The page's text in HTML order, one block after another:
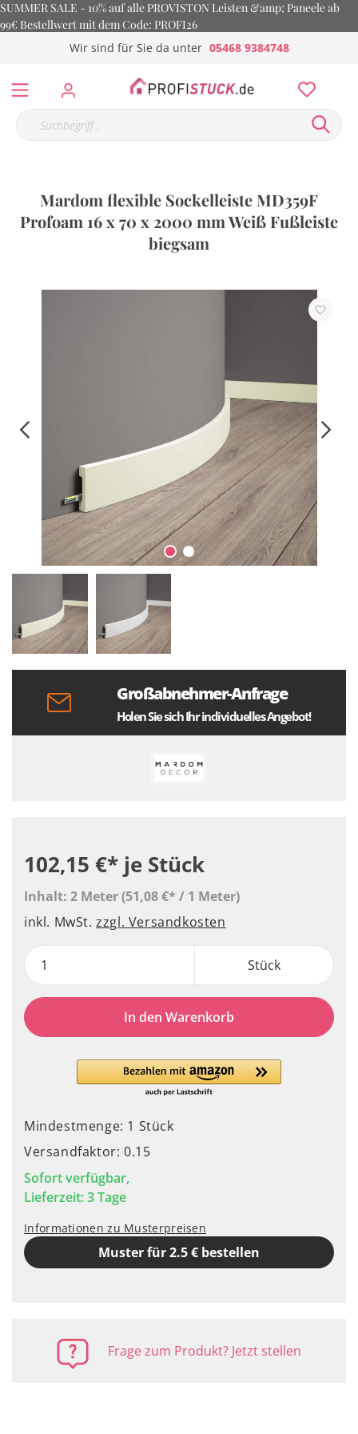
SUMMER SALE - 10% auf alle PROVISTON Leisten &amp; Paneele ab
99€ Bestellwert mit dem Code: PROFI26
Wir sind für Sie da unter 05468 9384748
Mardom flexible Sockelleiste MD359F
Profoam 16 x 70 x 2000 mm Weiß Fußleiste
biegsam
Großabnehmer-Anfrage
Holen Sie sich Ihr individuelles Angebot!
102,15 €* je Stück
Inhalt: 2 Meter(51,08 €* / 1 Meter)
inkl. MwSt.zzgl. Versandkosten
Stück
In den Warenkorb
Mindestmenge: 1 Stück
Versandfaktor: 0.15
Sofort verfügbar,
Lieferzeit: 3 Tage
Informationen zu Musterpreisen
Muster für 2.5 € bestellen
Frage zum Produkt? Jetzt stellen